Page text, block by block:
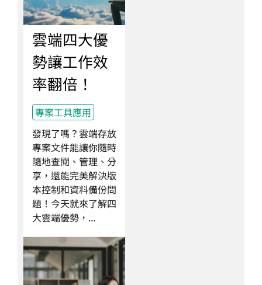
雲端四大優
勢讓工作效
率翻倍！
專案工具應用
發現了嗎？雲端存放
專案文件能讓你隨時
隨地查閱、管理、分
享，還能完美解決版
本控制和資料備份問
題！今天就來了解四
大雲端優勢，...